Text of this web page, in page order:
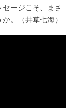
ージこそ、まさ
。（井草七海）